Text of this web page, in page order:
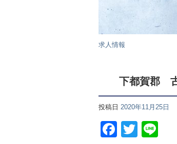
求人情報
下都賀郡
投稿日 2020年11月25日
Twitter